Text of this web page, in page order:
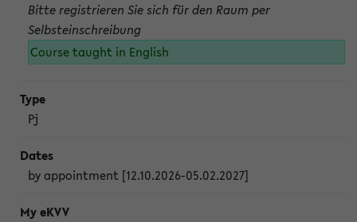
Bitte registrieren Sie sich für den Raum per
Selbsteinschreibung
Course taught in English
Pj
by appointment [12.10.2026-05.02.2027]